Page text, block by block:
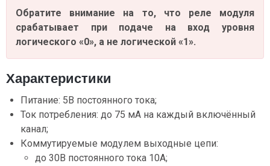
Обратите внимание на то, что реле модуля
срабатывает при подаче на вход уровня
логического «0», а не логической «1».
Характеристики
Питание: 5В постоянного тока;
Ток потребления: до 75 мА на каждый включённый
канал;
Коммутируемые модулем выходные цепи:
до 30В постоянного тока 10A;